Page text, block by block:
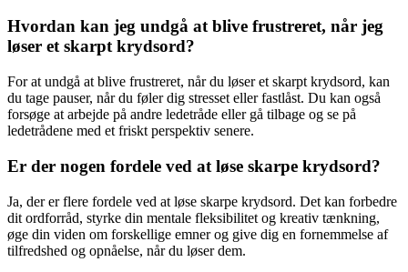
Hvordan kan jeg undgå at blive frustreret, når jeg
løser et skarpt krydsord?
For at undgå at blive frustreret, når du løser et skarpt krydsord, kan
du tage pauser, når du føler dig stresset eller fastlåst. Du kan også
forsøge at arbejde på andre ledetråde eller gå tilbage og se på
ledetrådene med et friskt perspektiv senere.
Er der nogen fordele ved at løse skarpe krydsord?
Ja, der er flere fordele ved at løse skarpe krydsord. Det kan forbedre
dit ordforråd, styrke din mentale fleksibilitet og kreativ tænkning,
øge din viden om forskellige emner og give dig en fornemmelse af
tilfredshed og opnåelse, når du løser dem.